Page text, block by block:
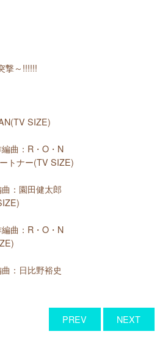
撃～!!!!!!
SIZE)
曲：R・O・N
トナー(TV SIZE)
：園田健太郎
曲：R・O・N
：日比野裕史
PREV NEXT